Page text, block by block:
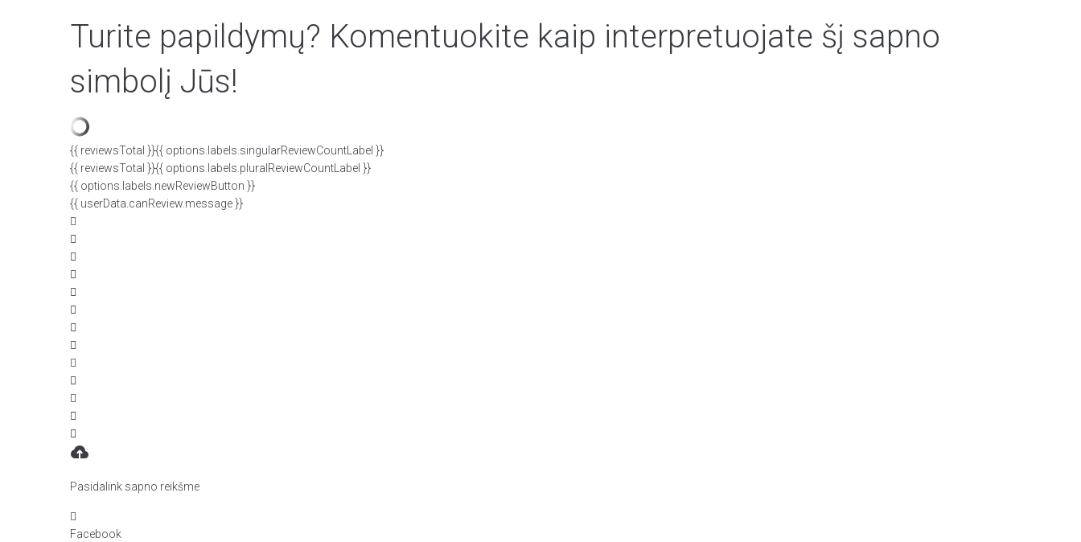
Turite papildymų? Komentuokite kaip interpretuojate šį sapno
simbolį Jūs!
{{ reviewsTotal }}{{ options.labels.singularReviewCountLabel }}
{{ reviewsTotal }}{{ options.labels.pluralReviewCountLabel }}
{{ options.labels.newReviewButton }}
{{ userData.canReview.message }}
Pasidalink sapno reikšme
Facebook